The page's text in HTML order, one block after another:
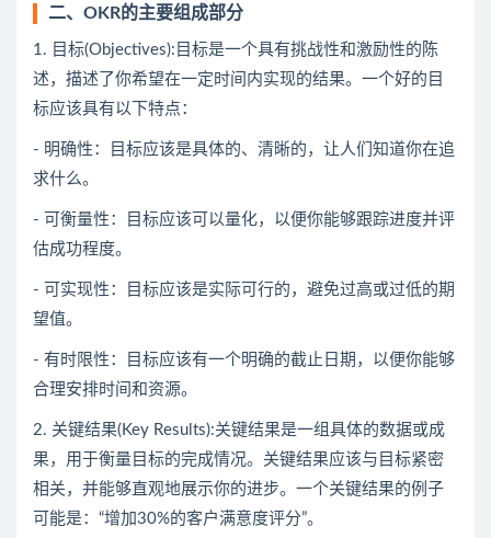
二、OKR的主要组成部分
1. 目标(Objectives):目标是一个具有挑战性和激励性的陈
述，描述了你希望在一定时间内实现的结果。一个好的目
标应该具有以下特点：
- 明确性：目标应该是具体的、清晰的，让人们知道你在追
求什么。
- 可衡量性：目标应该可以量化，以便你能够跟踪进度并评
估成功程度。
- 可实现性：目标应该是实际可行的，避免过高或过低的期
望值。
- 有时限性：目标应该有一个明确的截止日期，以便你能够
合理安排时间和资源。
2. 关键结果(Key Results):关键结果是一组具体的数据或成
果，用于衡量目标的完成情况。关键结果应该与目标紧密
相关，并能够直观地展示你的进步。一个关键结果的例子
可能是：“增加30%的客户满意度评分”。